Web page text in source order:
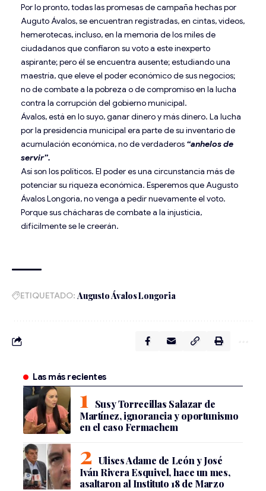
Por lo pronto, todas las promesas de campaña hechas por
Auguto Ávalos, se encuentran registradas, en cintas, videos,
hemerotecas, incluso, en la memoria de los miles de
ciudadanos que confiaron su voto a este inexperto
aspirante; pero él se encuentra ausente; estudiando una
maestría, que eleve el poder económico de sus negocios;
no de combate a la pobreza o de compromiso en la lucha
contra la corrupción del gobierno municipal.
Ávalos, está en lo suyo, ganar dinero y más dinero. La lucha
por la presidencia municipal era parte de su inventario de
acumulación económica, no de verdaderos “anhelos de
servir”.
Así son los políticos. El poder es una circunstancia más de
potenciar su riqueza económica. Esperemos que Augusto
Ávalos Longoria, no venga a pedir nuevamente el voto.
Porque sus chácharas de combate a la injusticia,
difícilmente se le creerán.
ETIQUETADO: Augusto Ávalos Longoria
Las más recientes
Susy Torrecillas Salazar de
Martínez, ignorancia y oportunismo
en el caso Fermachem
Ulises Adame de León y José
Iván Rivera Esquivel, hace un mes,
asaltaron al Instituto 18 de Marzo